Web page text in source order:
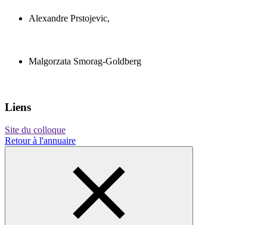
Alexandre Prstojevic,
Malgorzata Smorag-Goldberg
Liens
Site du colloque
Retour à l'annuaire